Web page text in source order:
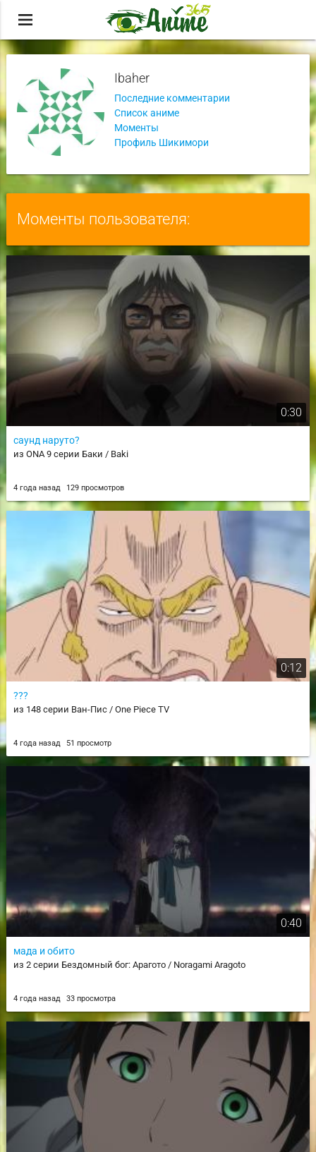
menu
Ibaher
Последние комментарии
Список аниме
Моменты
Профиль Шикимори
Моменты пользователя:
0:30
саунд наруто?
из ONA 9 серии Баки / Baki
4 года назад 129 просмотров
0:12
???
из 148 серии Ван-Пис / One Piece TV
4 года назад 51 просмотр
0:40
мада и обито
из 2 серии Бездомный бог: Арагото / Noragami Aragoto
4 года назад 33 просмотра